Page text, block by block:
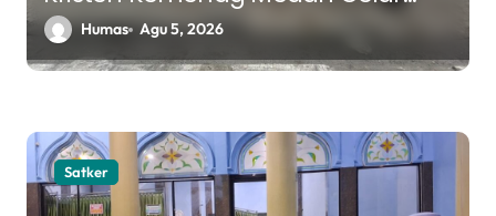
Bakti Sosial di GMI Gloria Medan
Humas Agu 5, 2026
Satker